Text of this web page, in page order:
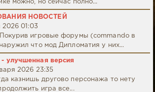
можно, но сейчас полно...
НОВОСТЕЙ
2026 01:03
игровые форумы (commando в
что мод Дипломатия у них...
- улучшенная версия
2026 23:35
казнишь другово персонажа то нету
игра все...